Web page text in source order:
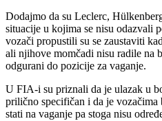
Dodajmo da su Leclerc,
situacije u kojima se nisu odazvali
vozači propustili su se zaustaviti
ali njihove momčadi nisu radile na
odgurani do pozicije za vaganje.
U FIA-i su priznali da je ulazak u
prilično specifičan i da je
stati na vaganje pa stoga nisu